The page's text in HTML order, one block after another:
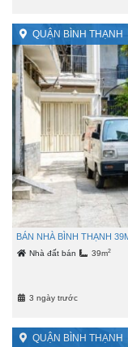
QUẬN BÌNH THẠNH
BÁN NHÀ BÌNH THẠNH
Nhà đất bán 39m2
3 ngày trước
QUẬN BÌNH THẠNH